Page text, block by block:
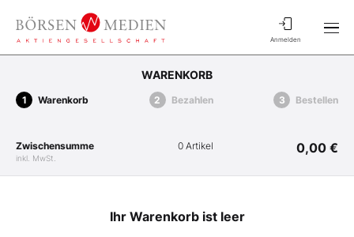
Anmelden
WARENKORB
Warenkorb Bezahlen Bestellen
Zwischensumme
inkl. MwSt.
0 Artikel 0,00 €
Ihr Warenkorb ist leer